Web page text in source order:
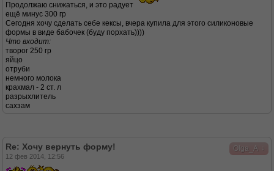
Продолжаю снижаться, и это радует
ещё минус 300 гр
Сегодня хочу сделать себе кексы, вчера купила для этого силиконовые
формы в виде бабочек (буду порхать))))
Что входит:
творог 250 гр
яйцо
отруби
немного молока
крахмал - 2 ст. л
разрыхлитель
сахзам
Olga_A
Re: Хочу вернуть форму!
12 фев 2014, 12:56